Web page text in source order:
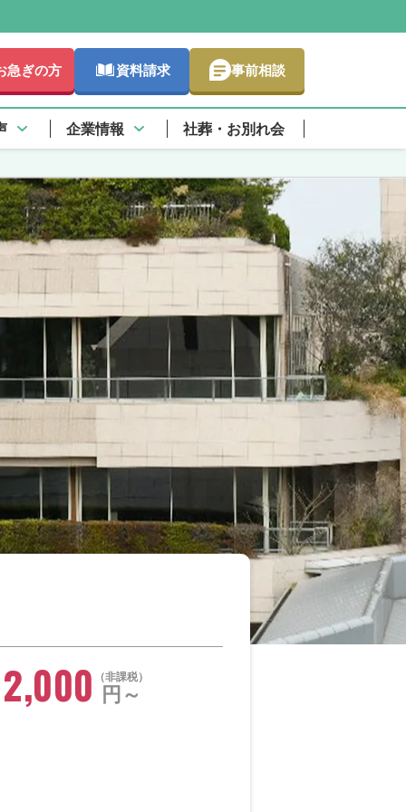
急ぎの方 資料請求 事前相談
企業情報 社葬・お別れ会
円～
非課税
く